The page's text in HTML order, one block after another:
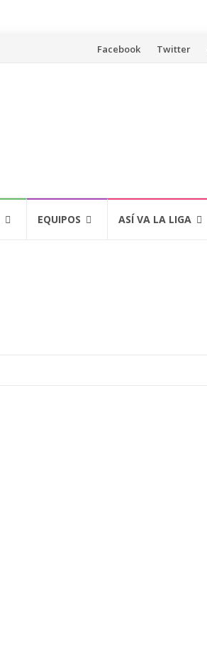
Saltar
Facebook Twitter
EQUIPOS ASÍ VA LA LIGA